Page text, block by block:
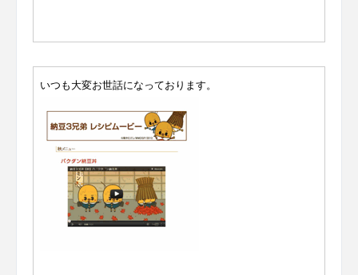
いつも大変お世話になっております。